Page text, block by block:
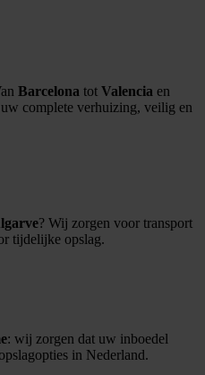
Barcelona tot Valencia en
complete verhuizing, veilig en
? Wij zorgen voor transport
tijdelijke opslag.
: wij zorgen dat uw inboedel
in Nederland.